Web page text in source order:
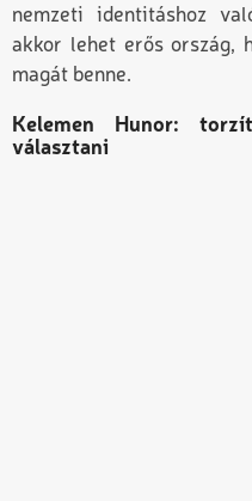
nemzeti identitáshoz
akkor lehet erős ország,
magát benne.
Kelemen Hunor:
választani